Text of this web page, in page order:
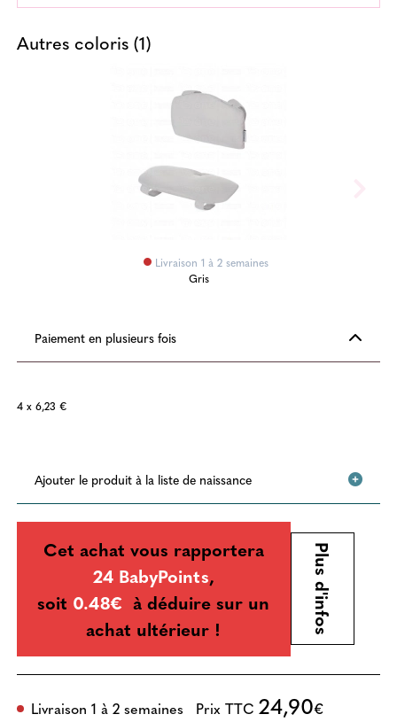
Autres coloris (1)
Livraison 1 à 2 semaines
Gris
Paiement en plusieurs fois
4 x 6,23 €
Ajouter le produit à la liste de naissance
Cet achat vous rapportera
24 BabyPoints,
soit 0.48€ à déduire sur un
achat ultérieur !
Plus d'infos
Livraison 1 à 2 semaines Prix TTC 24,90€